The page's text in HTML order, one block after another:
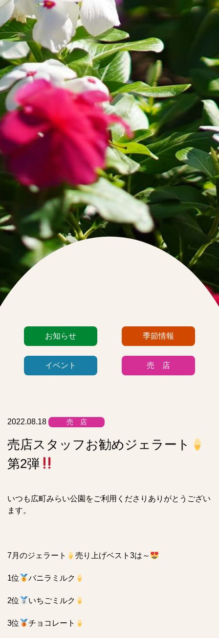
お知らせ 季節情報
イベント 売 店
2022.08.18 売 店
売店スタッフお勧めジェラート
第2弾
いつも広町みらい公園をご利用くださりありがとうござい
ます。
7月のジェラート 売り上げベスト3は～
1位 バニラミルク
2位 いちごミルク
3位 チョコレート